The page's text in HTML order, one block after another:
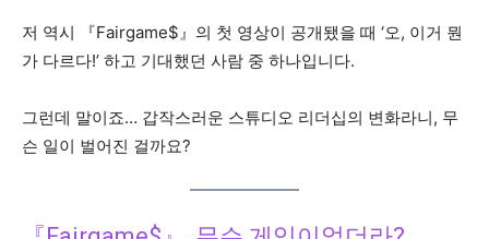
저 역시 『Fairgame$』의 첫 영상이 공개됐을 때 ‘오, 이거 뭔
가 다르다!’ 하고 기대했던 사람 중 하나입니다.
그런데 말이죠… 갑작스러운 스튜디오 리더십의 변화라니, 무
슨 일이 벌어진 걸까요?